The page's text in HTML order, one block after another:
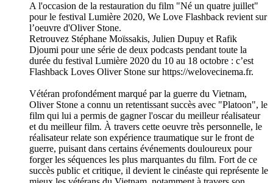
A l'occasion de la restauration du film "Né un quatre juillet"
pour le festival Lumière 2020, We Love Flashback revient sur
l’oeuvre d'Oliver Stone.
Retrouvez Stéphane Moïssakis, Julien Dupuy et Rafik
Djoumi pour une série de deux podcasts pendant toute la
durée du festival Lumière 2020 du 10 au 18 octobre : c’est
Flashback Loves Oliver Stone sur https://welovecinema.fr.
Vétéran profondément marqué par la guerre du Vietnam,
Oliver Stone a connu un retentissant succès avec "Platoon", le
film qui lui a permis de gagner l'oscar du meilleur réalisateur
et du meilleur film. À travers cette oeuvre très personnelle, le
réalisateur relate son expérience traumatique sur le front de
guerre, puisant dans certains événements douloureux pour
forger les séquences les plus marquantes du film. Fort de ce
succès public et critique, il devient le cinéaste qui représente le